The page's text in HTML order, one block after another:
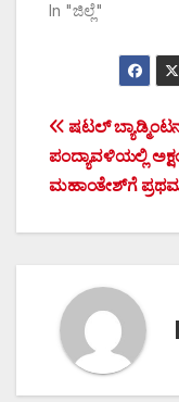
In "ಜಿಲ್ಲೆ"
Post
ಷಟಲ್
ಪಂದ್ಯಾವಳಿಯಲ್ಲಿ
ಮಹಾಂತೇಶ್‌ಗೆ ಪ್ರಥಮ